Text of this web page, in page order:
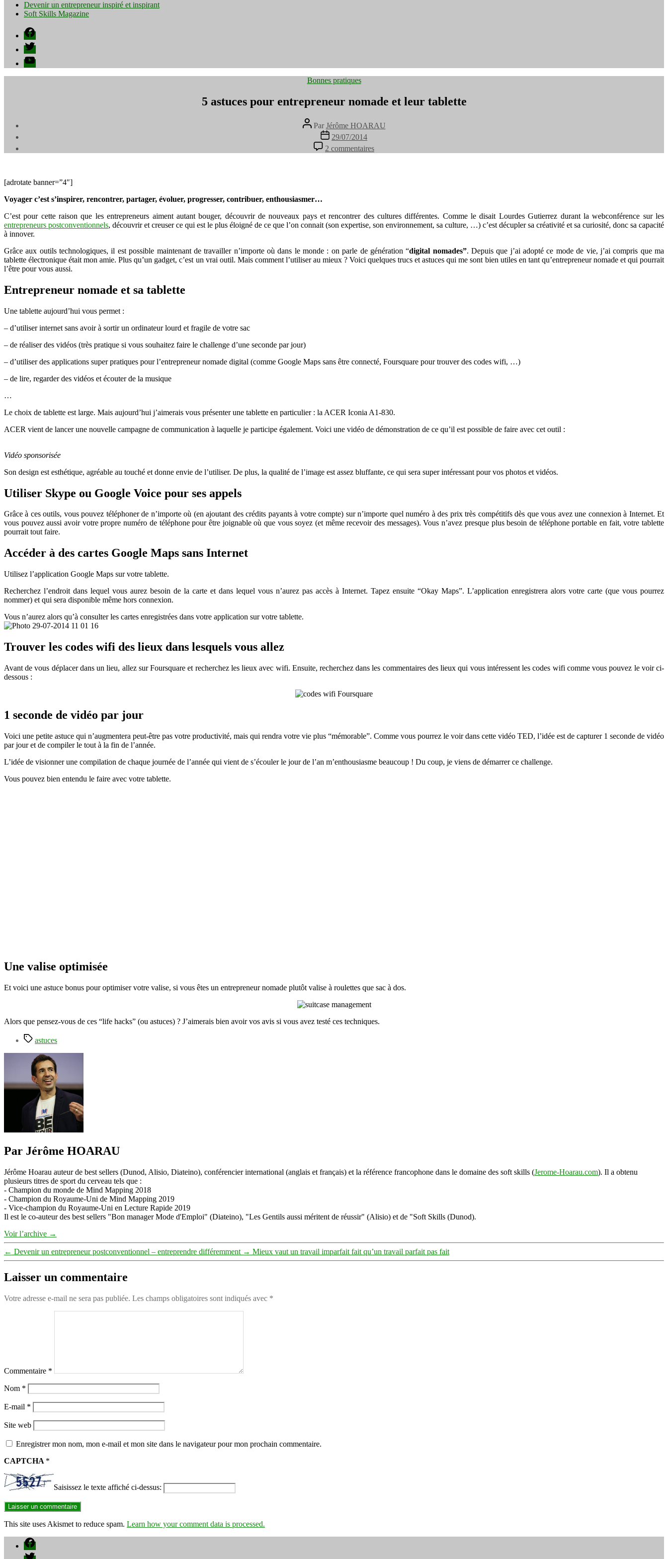
Devenir un entrepreneur inspiré et inspirant
Soft Skills Magazine
Facebook
Twitter
YouTube
Catégories
Bonnes pratiques
5 astuces pour entrepreneur nomade et leur tablette
Auteur
de
l’article
Par Jérôme HOARAU
Date
de
l’article
29/07/2014
2 commentaires
5
tablette
[adrotate banner=”4″]
Voyager c’est s’inspirer, rencontrer, partager, évoluer, progresser, contribuer, enthousiasmer…
C’est pour cette raison que les entrepreneurs aiment autant bouger, découvrir de nouveaux pays et rencontrer des cultures différentes. Comme le disait Lourdes Gutierrez durant la webconférence sur les
entrepreneurs postconventionnels, découvrir et creuser ce qui est le plus éloigné de ce que l’on connait (son expertise, son environnement, sa culture, …) c’est décupler sa créativité et sa curiosité, donc sa capacité
à innover.
Grâce aux outils technologiques, il est possible maintenant de travailler n’importe où dans le monde : on parle de génération “digital nomades”. Depuis que j’ai adopté ce mode de vie, j’ai compris que ma
tablette électronique était mon amie. Plus qu’un gadget, c’est un vrai outil. Mais comment l’utiliser au mieux ? Voici quelques trucs et astuces qui me sont bien utiles en tant qu’entrepreneur nomade et qui pourrait
l’être pour vous aussi.
Entrepreneur nomade et sa tablette
Une tablette aujourd’hui vous permet :
– d’utiliser internet sans avoir à sortir un ordinateur lourd et fragile de votre sac
– de réaliser des vidéos (très pratique si vous souhaitez faire le challenge d’une seconde par jour)
– d’utiliser des applications super pratiques pour l’entrepreneur nomade digital (comme Google Maps sans être connecté, Foursquare pour trouver des codes wifi, …)
– de lire, regarder des vidéos et écouter de la musique
…
Le choix de tablette est large. Mais aujourd’hui j’aimerais vous présenter une tablette en particulier : la ACER Iconia A1-830.
ACER vient de lancer une nouvelle campagne de communication à laquelle je participe également. Voici une vidéo de démonstration de ce qu’il est possible de faire avec cet outil :
Vidéo sponsorisée
Son design est esthétique, agréable au touché et donne envie de l’utiliser. De plus, la qualité de l’image est assez bluffante, ce qui sera super intéressant pour vos photos et vidéos.
Utiliser Skype ou Google Voice pour ses appels
Grâce à ces outils, vous pouvez téléphoner de n’importe où (en ajoutant des crédits payants à votre compte) sur n’importe quel numéro à des prix très compétitifs dès que vous avez une connexion à Internet. Et
vous pouvez aussi avoir votre propre numéro de téléphone pour être joignable où que vous soyez (et même recevoir des messages). Vous n’avez presque plus besoin de téléphone portable en fait, votre tablette
pourrait tout faire.
Accéder à des cartes Google Maps sans Internet
Utilisez l’application Google Maps sur votre tablette.
Recherchez l’endroit dans lequel vous aurez besoin de la carte et dans lequel vous n’aurez pas accès à Internet. Tapez ensuite “Okay Maps”. L’application enregistrera alors votre carte (que vous pourrez
nommer) et qui sera disponible même hors connexion.
Vous n’aurez alors qu’à consulter les cartes enregistrées dans votre application sur votre tablette.
Trouver les codes wifi des lieux dans lesquels vous allez
Avant de vous déplacer dans un lieu, allez sur Foursquare et recherchez les lieux avec wifi. Ensuite, recherchez dans les commentaires des lieux qui vous intéressent les codes wifi comme vous pouvez le voir ci-
dessous :
1 seconde de vidéo par jour
Voici une petite astuce qui n’augmentera peut-être pas votre productivité, mais qui rendra votre vie plus “mémorable”. Comme vous pourrez le voir dans cette vidéo TED, l’idée est de capturer 1 seconde de vidéo
par jour et de compiler le tout à la fin de l’année.
L’idée de visionner une compilation de chaque journée de l’année qui vient de s’écouler le jour de l’an m’enthousiasme beaucoup ! Du coup, je viens de démarrer ce challenge.
Vous pouvez bien entendu le faire avec votre tablette.
Une valise optimisée
Et voici une astuce bonus pour optimiser votre valise, si vous êtes un entrepreneur nomade plutôt valise à roulettes que sac à dos.
Alors que pensez-vous de ces “life hacks” (ou astuces) ? J’aimerais bien avoir vos avis si vous avez testé ces techniques.
Étiquettes
astuces
Par Jérôme HOARAU
Jérôme Hoarau auteur de best sellers (Dunod, Alisio, Diateino), conférencier international (anglais et français) et la référence francophone dans le domaine des soft skills (Jerome-Hoarau.com). Il a obtenu
plusieurs titres de sport du cerveau tels que :
- Champion du monde de Mind Mapping 2018
- Champion du Royaume-Uni de Mind Mapping 2019
- Vice-champion du Royaume-Uni en Lecture Rapide 2019
Il est le co-auteur des best sellers "Bon manager Mode d'Emploi" (Diateino), "Les Gentils aussi méritent de réussir" (Alisio) et de "Soft Skills (Dunod).
Voir l’archive →
← Devenir un entrepreneur postconventionnel – entreprendre différemment → Mieux vaut un travail imparfait fait qu’un travail parfait pas fait
Laisser un commentaire
Votre adresse e-mail ne sera pas publiée. Les champs obligatoires sont indiqués avec *
Commentaire *
Nom *
E-mail *
Site web
Enregistrer mon nom, mon e-mail et mon site dans le navigateur pour mon prochain commentaire.
CAPTCHA *
Saisissez le texte affiché ci-dessus:
This site uses Akismet to reduce spam. Learn how your comment data is processed.
Facebook
Twitter